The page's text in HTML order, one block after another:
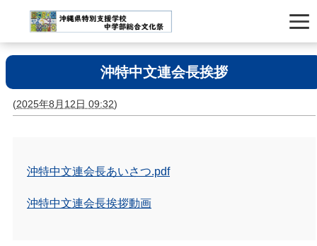
沖特中文連会長挨拶
(2025年8月12日 09:32)
沖特中文連会長あいさつ.pdf
沖特中文連会長挨拶動画